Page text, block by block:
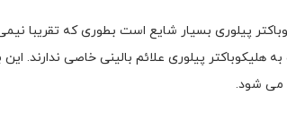
پیلوری بسیار شایع است بطوری که تقریبا